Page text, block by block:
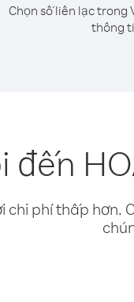
Chọn số liên lạc trong
thông
đến
phí thấp